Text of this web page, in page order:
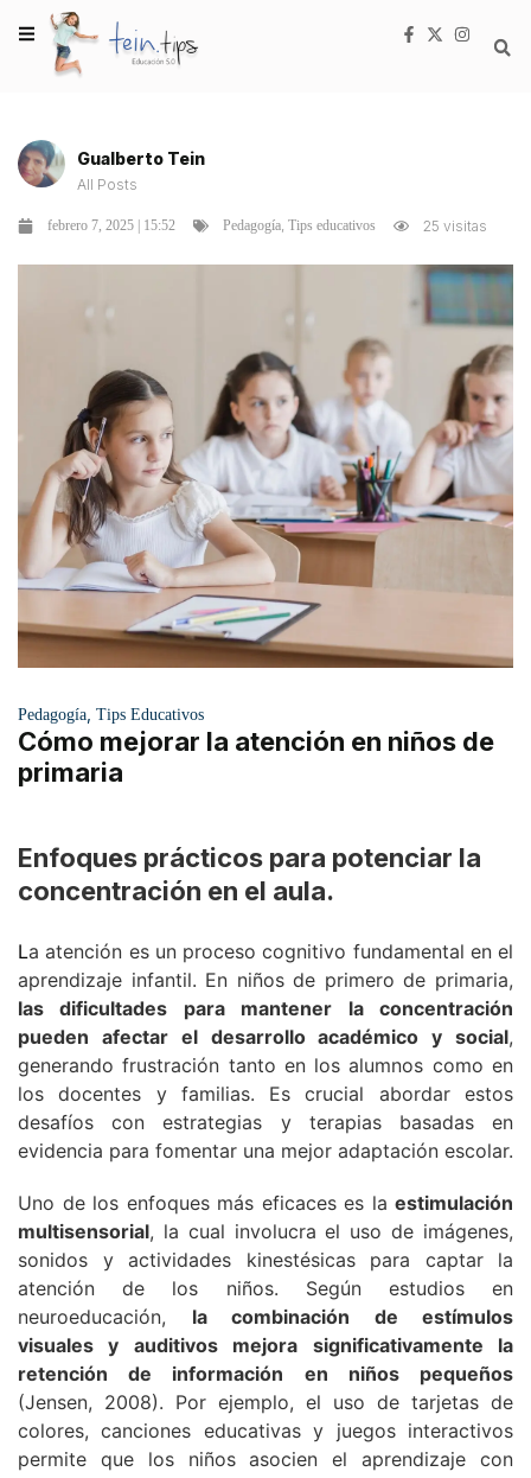
Gualberto Tein
All Posts
febrero 7, 2025 | 15:52 Pedagogía, Tips educativos 25 visitas
Pedagogía Tips Educativos
Cómo mejorar la atención en niños de
primaria
Enfoques prácticos para potenciar la
concentración en el aula.
La atención es un proceso cognitivo fundamental en el
aprendizaje infantil. En niños de primero de primaria,
las dificultades para mantener la concentración
pueden afectar el desarrollo académico y social,
generando frustración tanto en los alumnos como en
los docentes y familias. Es crucial abordar estos
desafíos con estrategias y terapias basadas en
evidencia para fomentar una mejor adaptación escolar.
Uno de los enfoques más eficaces es la estimulación
multisensorial, la cual involucra el uso de imágenes,
sonidos y actividades kinestésicas para captar la
atención de los niños. Según estudios en
neuroeducación, la combinación de estímulos
visuales y auditivos mejora significativamente la
retención de información en niños pequeños
(Jensen, 2008). Por ejemplo, el uso de tarjetas de
colores, canciones educativas y juegos interactivos
permite que los niños asocien el aprendizaje con